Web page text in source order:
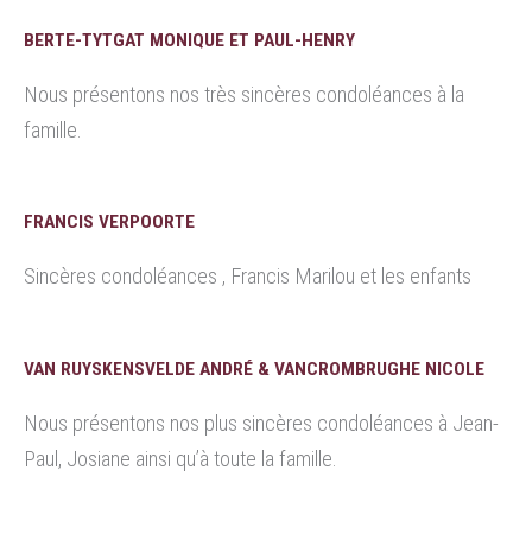
BERTE-TYTGAT MONIQUE ET PAUL-HENRY
Nous présentons nos très sincères condoléances à la
famille.
FRANCIS VERPOORTE
Sincères condoléances , Francis Marilou et les enfants
VAN RUYSKENSVELDE ANDRÉ & VANCROMBRUGHE NICOLE
Nous présentons nos plus sincères condoléances à Jean-
Paul, Josiane ainsi qu’à toute la famille.